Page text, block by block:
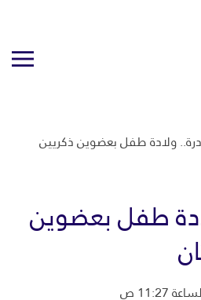
ولادة طفل بعضوين ذكريين
طفل بعضوين